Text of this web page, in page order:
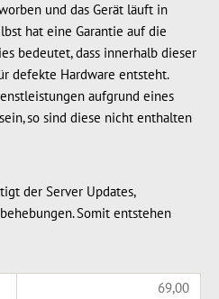
und das Gerät läuft in
hat eine Garantie auf die
bedeutet, dass innerhalb dieser
defekte Hardware entsteht.
aufgrund eines
so sind diese nicht enthalten
der Server Updates,
Somit entstehen
69,00